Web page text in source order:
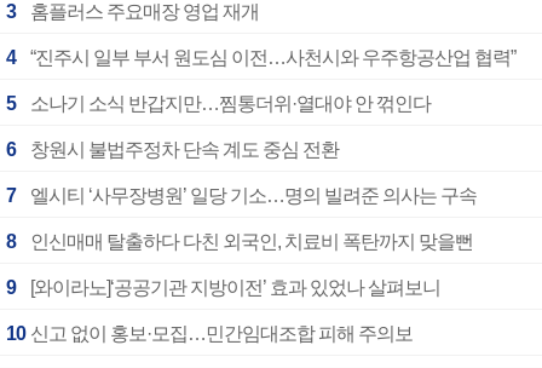
3 홈플러스 주요매장 영업 재개
4 “진주시 일부 부서 원도심 이전…사천시와 우주항공산업 협력”
5 소나기 소식 반갑지만…찜통더위·열대야 안 꺾인다
6 창원시 불법주정차 단속 계도 중심 전환
7 엘시티 ‘사무장병원’ 일당 기소…명의 빌려준 의사는 구속
8 인신매매 탈출하다 다친 외국인, 치료비 폭탄까지 맞을뻔
9 [와이라노]‘공공기관 지방이전’ 효과 있었나 살펴보니
10 신고 없이 홍보·모집…민간임대조합 피해 주의보